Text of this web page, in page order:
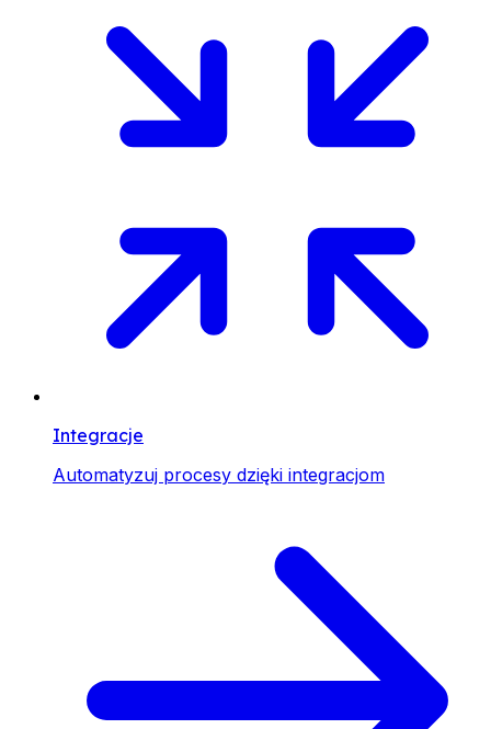
Integracje
Automatyzuj procesy dzięki integracjom